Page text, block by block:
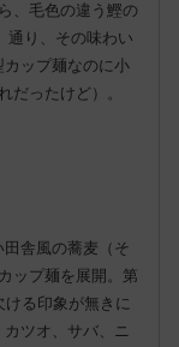
、毛色の違う鰹の
通り、その味わい
ップ麺なのに小
だったけど）。
舎風の蕎麦（そ
ップ麺を展開。第
る印象が無きに
ツオ、サバ、ニ